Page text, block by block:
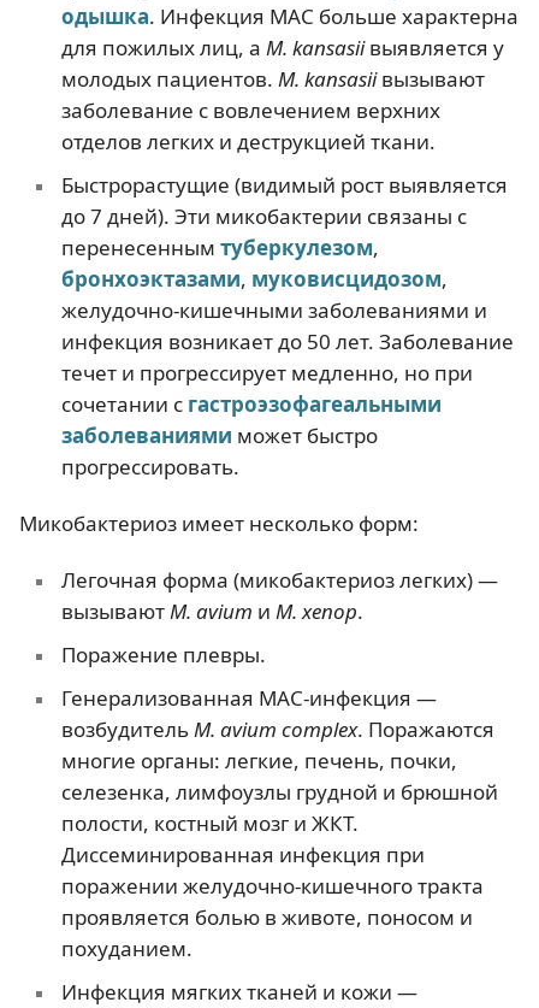
одышка. Инфекция MAC больше характерна
для пожилых лиц, а M. kansasiiвыявляется у
молодых пациентов. М. kansasiiвызывают
заболевание с вовлечением верхних
отделов легких и деструкцией ткани.
Быстрорастущие (видимый рост выявляется
до 7 дней). Эти микобактерии связаны с
перенесенным туберкулезом,
бронхоэктазами, муковисцидозом,
желудочно-кишечными заболеваниями и
инфекция возникает до 50 лет. Заболевание
течет и прогрессирует медленно, но при
сочетании с гастроэзофагеальными
заболеваниями может быстро
прогрессировать.
Микобактериоз имеет несколько форм:
Легочная форма (микобактериоз легких) —
вызываютM. avium и М. xenop.
Поражение плевры.
Генерализованная МАС-инфекция —
возбудительM. avium complex. Поражаются
многие органы: легкие, печень, почки,
селезенка, лимфоузлы грудной и брюшной
полости, костный мозг и ЖКТ.
Диссеминированная инфекция при
поражении желудочно-кишечного тракта
проявляется болью в животе, поносом и
похуданием.
Инфекция мягких тканей и кожи —